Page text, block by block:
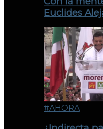
Euclides
#AHORA